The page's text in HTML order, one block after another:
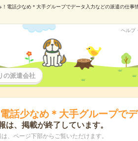
！電話少なめ＊大手グループでデータ入力などの派遣の仕事
ヘルプ
の派遣会社
話少なめ＊大手グループで
は、掲載が終了しています。
、ページ下部からご覧いただけます。